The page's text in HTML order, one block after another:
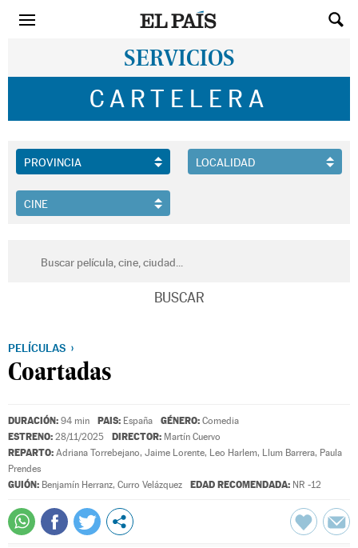
SERVICIOS
CARTELERA
PELÍCULAS
Coartadas
DURACIÓN: 94 min PAIS: España GÉNERO: Comedia
ESTRENO: 28/11/2025 DIRECTOR: Martín Cuervo
REPARTO: Adriana Torrebejano, Jaime Lorente, Leo Harlem, Llum Barrera, Paula
Prendes
GUIÓN: Benjamín Herranz, Curro Velázquez EDAD RECOMENDADA: NR -12